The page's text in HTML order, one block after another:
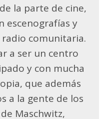
la parte de cine,
escenografías y
comunitaria.
a ser un centro
y con mucha
que además
a la gente de los
Maschwitz,